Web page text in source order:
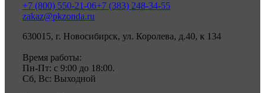
+7 (800) 550-21-06+7 (383) 248-34-55
zakaz@pkzonda.ru
630015, г. Новосибирск, ул. Королева, д.40, к 134
Время работы:
Пн-Пт: с 9:00 до 18:00.
Сб, Вс: Выходной